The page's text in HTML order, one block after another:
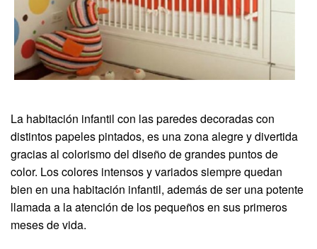
La habitación infantil con las paredes decoradas con
distintos papeles pintados, es una zona alegre y divertida
gracias al colorismo del diseño de grandes puntos de
color. Los colores intensos y variados siempre quedan
bien en una habitación infantil, además de ser una potente
llamada a la atención de los pequeños en sus primeros
meses de vida.